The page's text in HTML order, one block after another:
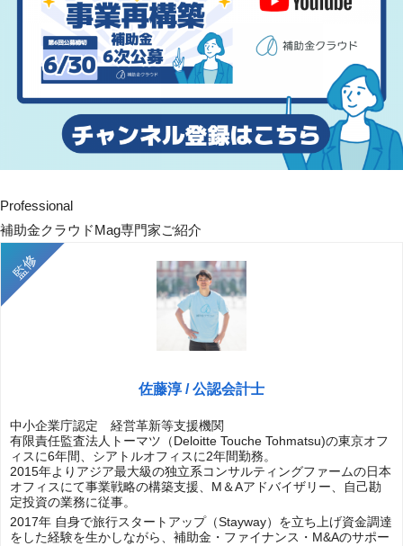
Professional
補助金クラウドMag専門家ご紹介
佐藤淳 / 公認会計士
中小企業庁認定 経営革新等支援機関
有限責任監査法人トーマツ（Deloitte Touche Tohmatsu)の東京オフ
ィスに6年間、シアトルオフィスに2年間勤務。
2015年よりアジア最大級の独立系コンサルティングファームの日本
オフィスにて事業戦略の構築支援、M＆Aアドバイザリー、自己勘
定投資の業務に従事。
2017年 自身で旅行スタートアップ（Stayway）を立ち上げ資金調達
をした経験を生かしながら、補助金・ファイナンス・M&Aのサポー